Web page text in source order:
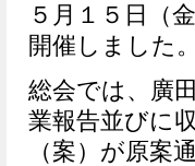
５月１５日（
開催しました
総会では、廣
業報告並びに
（案）が原案